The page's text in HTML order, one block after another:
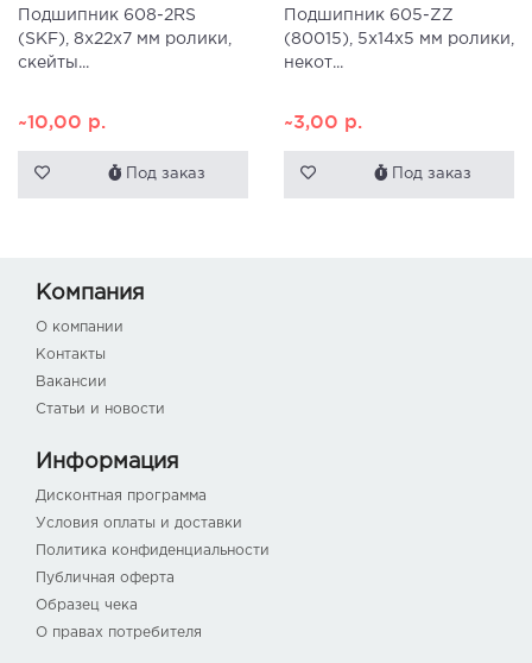
Подшипник 608-2RS
(SKF), 8x22x7 мм ролики,
скейты...
~10,00 р.
Под заказ
Подшипник 605-ZZ
(80015), 5x14x5 мм ролики,
некот...
~3,00 р.
Под заказ
Компания
О компании
Контакты
Вакансии
Статьи и новости
Информация
Дисконтная программа
Условия оплаты и доставки
Политика конфиденциальности
Публичная оферта
Образец чека
О правах потребителя